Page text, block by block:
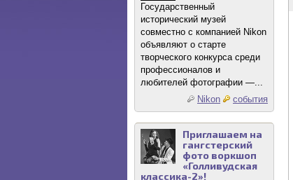
Государственный
исторический музей
совместно с компанией Nikon
объявляют о старте
творческого конкурса среди
профессионалов и
любителей фотографии —...
Nikon
события
Приглашаем на
гангстерский
фото воркшоп
«Голливудская
классика-2»!